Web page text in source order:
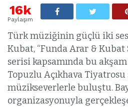
16k
Paylaşım
Türk müziğinin güçlü iki
Kubat, “Funda Arar & Kubat
serisi kapsamında bu
Topuzlu Açıkhava Tiyatrosu
müzikseverlerle buluştu.
organizasyonuyla